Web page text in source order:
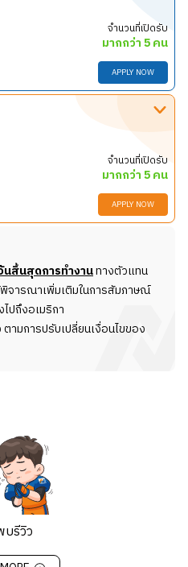
ทักทายลูกค้า เข้าใจมาตรฐาน
รฐานความปลอดภัยของลูกค้า
เตรียมวัตถุดิบสำหรับประกอบ
จัดเตรียมอาหารตามออเดอร์
ะจัดเก็บวัตถุดิบ ดูแลบำรุง
ดและปิดร้านตามขั้นตอน
ชำระเงินทั้งในโซนร้านอาหาร
สุภาพ ช่วยเหลือลูกค้าและ
านในตารางที่มีความยืดหยุ่น
งแม่นยำ และทำงานอย่าง
แม้ไม่มีหัวหน้าคอยดูแลตลอด
เป็นระเบียบเรียบร้อย
เร็วและเหมาะสมหากเจอ
ร
อข้อกังวลในการทำงานให้กับ
จำนวนที่เปิดรับ
มากกว่า 5 คน
APPLY NOW
าที่ดังนี้
ทักทายลูกค้า เข้าใจมาตรฐาน
รฐานความปลอดภัยของลูกค้า
เตรียมวัตถุดิบสำหรับประกอบ
จัดเก็บวัตถุดิบ ดูแลบำรุง
และปิดร้านตามขั้นตอน
ระเงินทั้งในโซนร้านอาหาร
สุภาพ ช่วยเหลือลูกค้าและ
งานในตารางที่มีความยืดหยุ่น
ห้บริการลูกค้าทุกคน
องแม่นยำ และทำงานอย่าง
ดล้อมที่มีการเปลี่ยนแปลง
จำนวนที่เปิดรับ
มากกว่า 5 คน
APPLY NOW
น้าที่ดังนี้
ทายลูกค้า เข้าใจมาตรฐาน
รฐานความปลอดภัยของลูกค้า
อาดประจำวัน
รียมวัตถุดิบสำหรับประกอบ
ดและปิดร้านตามขั้นตอน
ระเงินทั้งในโซนร้านอาหาร
ไปรับออเดอร์ Drive-thru
นสิ้นสุดการทำงานทางตัวแทน
จารณาเพิ่มเติมในการสัมภาษณ์
ปถึงอเมริกา
ามการปรับเปลี่ยนเงื่อนไขของ
บรีวิว